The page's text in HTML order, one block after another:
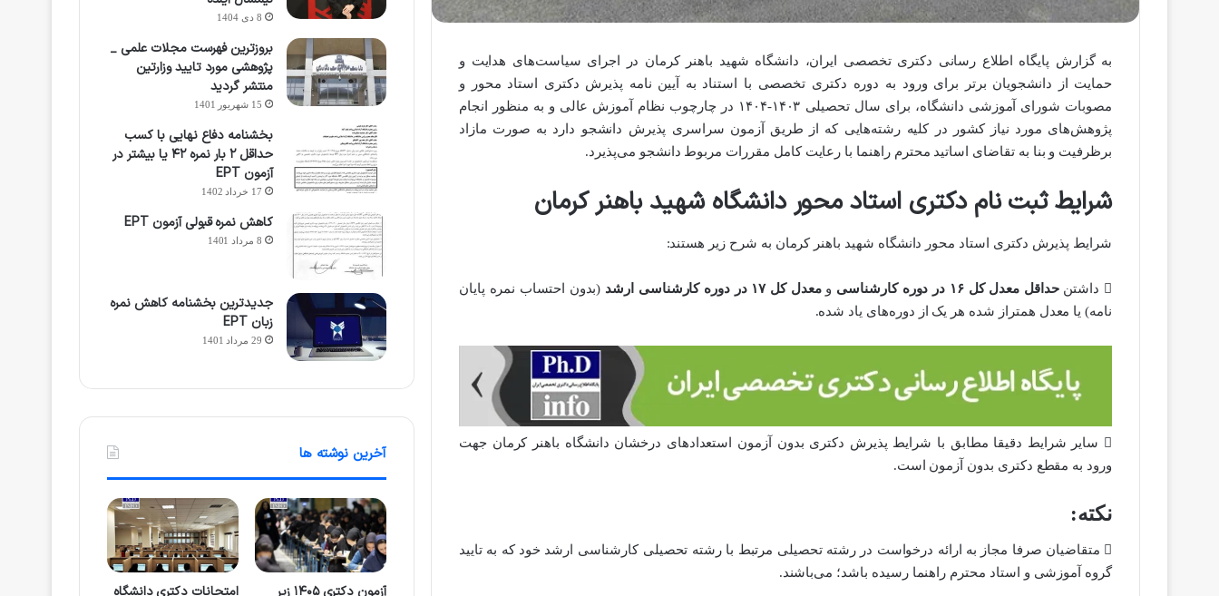
به گزارش پایگاه اطلاع رسانی دکتری تخصصی ایران، دانشگاه شهید باهنر کرمان در اجرای سیاست‌های هدایت و
حمایت از دانشجویان برتر برای ورود به دوره دکتری تخصصی با استناد به آیین نامه پذیرش دکتری استاد محور و
مصوبات شورای آموزشی دانشگاه، برای سال تحصیلی ۱۴۰۳-۱۴۰۴ در چارچوب نظام آموزش عالی و به منظور انجام
پژوهش‌های مورد نیاز کشور در کلیه رشته‌هایی که از طریق آزمون سراسری پذیرش دانشجو دارد به صورت مازاد
برظرفیت و بنا به تقاضای اساتید محترم راهنما با رعایت کامل مقررات مربوط دانشجو می‌پذیرد.
شرایط ثبت نام دکتری استاد محور دانشگاه شهید باهنر کرمان
شرایط پذیرش دکتری استاد محور دانشگاه شهید باهنر کرمان به شرح زیر هستند:
 داشتن حداقل معدل کل ۱۶ در دوره کارشناسی ومعدل کل ۱۷ در دوره کارشناسی ارشد
(بدون احتساب نمره پایان
نامه) یا معدل همتراز شده هر یک از دوره‌های یاد شده.
 سایر شرایط دقیقا مطابق با شرایط پذیرش دکتری بدون آزمون استعدادهای درخشان دانشگاه باهنر کرمان جهت
ورود به مقطع دکتری بدون آزمون است.
نکته:
 متقاضیان صرفا مجاز به ارائه درخواست در رشته تحصیلی مرتبط با رشته تحصیلی کارشناسی ارشد خود که به تایید
گروه آموزشی و استاد محترم راهنما رسیده باشد؛ می‌باشند.
8 دی 1404
بروزترین فهرست مجلات علمی _
پژوهشی مورد تایید وزارتین
منتشر گردید
15 شهریور 1401
بخشنامه دفاع نهایی با کسب
حداقل ۲ بار نمره ۴۲ یا بیشتر در
آزمون EPT
17 خرداد 1402
کاهش نمره قبولی آزمون EPT
8 مرداد 1401
جدیدترین بخشنامه کاهش نمره
زبان EPT
29 مرداد 1401
آخرین نوشته ها
آزمون دکتری ۱۴۰۵ زیر
امتحانات دکتری دانشگاه